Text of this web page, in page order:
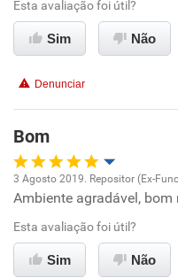
Recomenda esta
Recomenda a diretoria
Esta avaliação foi útil?
Sim Não
Denunciar
Bom
Oportunidade de
Ambiente de trabalho
3 Agosto 2019. Repositor (Ex-
Ambiente agradável, bom
Esta avaliação foi útil?
Sim Não